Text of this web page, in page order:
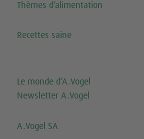
Thèmes d‘alimentation
Recettes saine
Le monde d‘A.Vogel
Newsletter A.Vogel
A.Vogel SA